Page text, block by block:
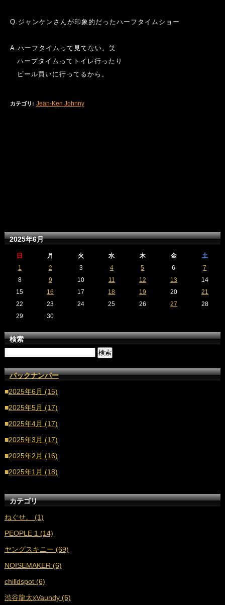
Q. ジャンケンさんが印象的だったハーフタイムショー
A. ハーフタイムって見てない。笑
ハープタイムってトイレ行ったり
ビール買いに行ってるから。
カテゴリ : Jean-Ken Johnny
2025年6月
日 月 火 水 木 金
土
1
2 3 4 5 6
7
8
9 10 11 12 13
14
15
16 17 18 19 20
21
22
23 24 25 26 27
28
29
30
検索
バックナンバー
■2025年6月 (15)
■2025年5月 (17)
■2025年4月 (17)
■2025年3月 (17)
■2025年2月 (16)
■2025年1月 (18)
2024年11月 (17)
■2024年10月 (18)
■2024年9月 (19)
■2024年8月 (17)
■2024年7月 (18)
■2024年6月 (17)
■2024年5月 (18)
カテゴリ
ねぐせ。 (1)
PEOPLE 1 (14)
ヤングスキニー (69)
NOISEMAKER (6)
chilldspot (6)
渋谷龍太xVaundy (6)